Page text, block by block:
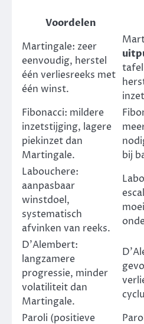
Voordelen
Martingale: zeer
eenvoudig, herstel
één verliesreeks met
één winst.
Fibonacci: mildere
inzetstijging, lagere
piekinzet dan
Martingale.
bij
Labouchere:
aanpasbaar
winstdoel,
systematisch
afvinken van reeks.
D’Alembert:
langzamere
progressie, minder
volatiliteit dan
Martingale.
Paroli (positieve